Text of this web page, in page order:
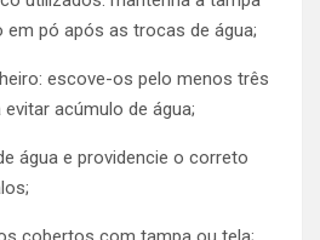
em pó após as trocas de água;
escove-os pelo menos três
acúmulo de água;
água e providencie o correto